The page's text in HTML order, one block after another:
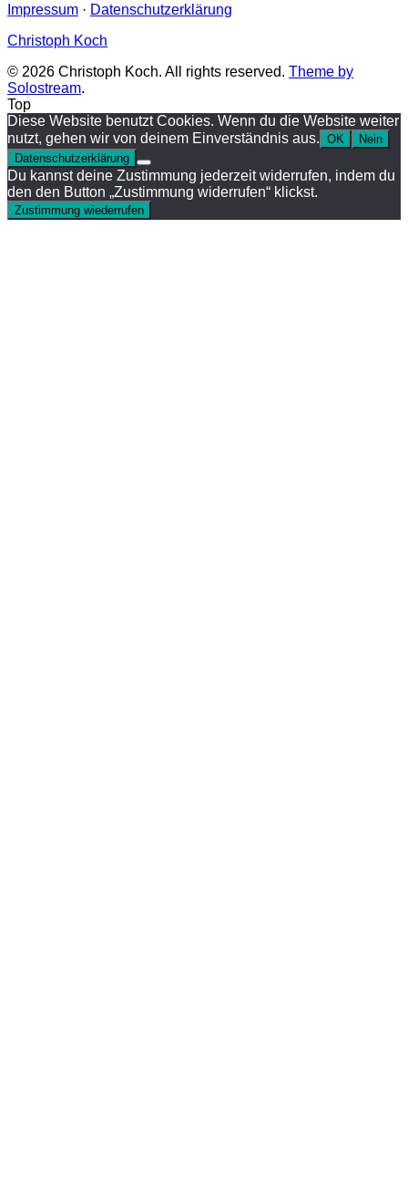
Impressum · Datenschutzerklärung
Christoph Koch
© 2026 Christoph Koch. All rights reserved. Theme by
Solostream.
Top
Diese Website benutzt Cookies. Wenn du die Website weiter
nutzt, gehen wir von deinem Einverständnis aus. OK
Nein
Datenschutzerklärung
Du kannst deine Zustimmung jederzeit widerrufen, indem du
den den Button „Zustimmung widerrufen“ klickst.
Zustimmung wiederrufen